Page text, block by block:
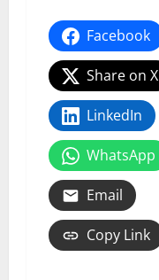
Facebook
Share on X
LinkedIn
WhatsApp
Email
Copy Link